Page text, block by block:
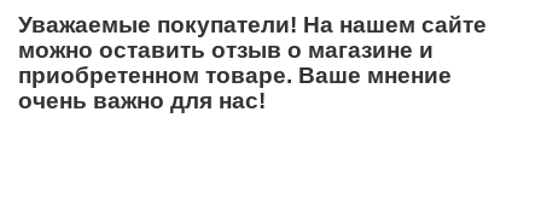
Уважаемые покупатели! На нашем сайте
можно оставить отзыв о магазине и
приобретенном товаре. Ваше мнение
очень важно для нас!